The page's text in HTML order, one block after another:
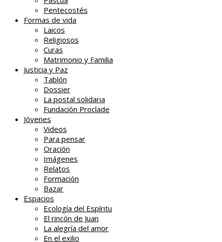
Pentecostés
Formas de vida
Laicos
Religiosos
Curas
Matrimonio y Familia
Justicia y Paz
Tablón
Dossier
La postal solidaria
Fundación Proclade
Jóvenes
Videos
Para pensar
Oración
Imágenes
Relatos
Formación
Bazar
Espacios
Ecología del Espíritu
El rincón de Juan
La alegría del amor
En el exilio